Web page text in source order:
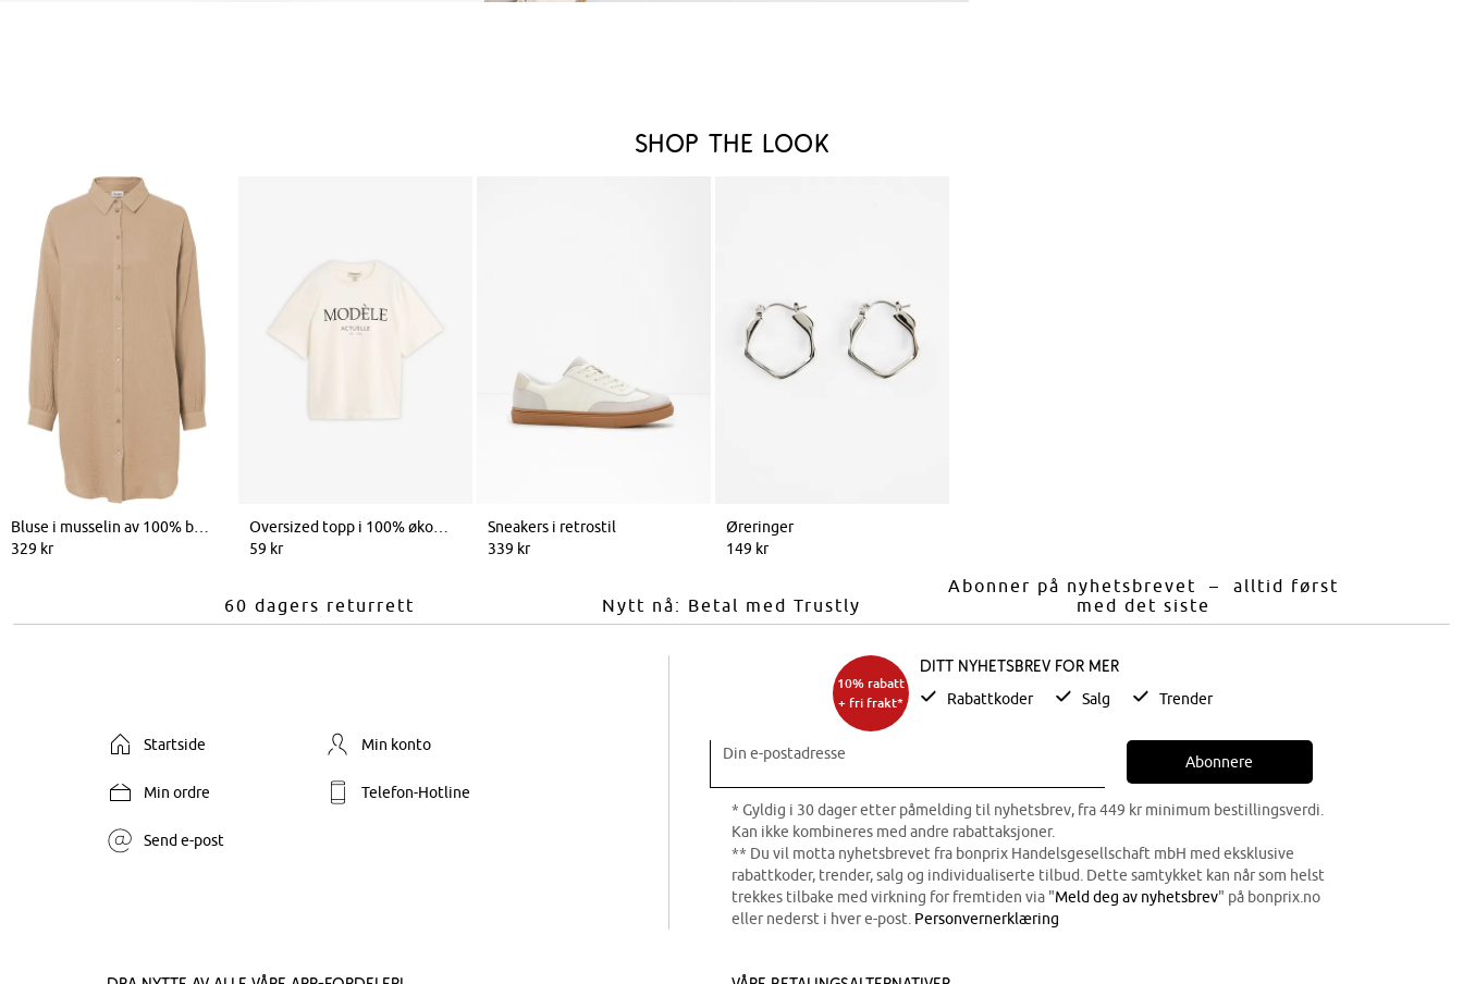
Shop the look
329 kr
59 kr
Sneakers i retrostil
339 kr
Øreringer
149 kr
60 dagers returrett Nytt nå: Betal med Trustly
Abonner på nyhetsbrevet – alltid først
med det siste
Startside Min konto
Min ordre Telefon-Hotline
Send e-post
10% rabatt
+ fri frakt*
Ditt nyhetsbrev for mer
Rabattkoder Salg Trender
Din e-postadresse Abonnere
* Gyldig i 30 dager etter påmelding til nyhetsbrev, fra 449 kr minimum bestillingsverdi.
Kan ikke kombineres med andre rabattaksjoner.
** Du vil motta nyhetsbrevet fra bonprix Handelsgesellschaft mbH med eksklusive
rabattkoder, trender, salg og individualiserte tilbud. Dette samtykket kan når som helst
trekkes tilbake med virkning for fremtiden via "Meld deg av nyhetsbrev" på bonprix.no
eller nederst i hver e-post. Personvernerklæring